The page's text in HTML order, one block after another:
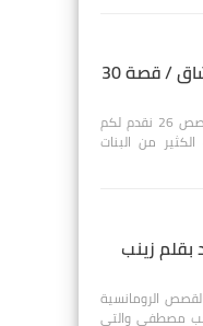
حواديت قبل النوم للعشاق / قصة 30
مرحباً بكم جميع أصدقائي ومتابعي موقعنا قصص 26 نقدم لكم
من البنات
بقلم زينب
الرومانسية
مصطفى والتي